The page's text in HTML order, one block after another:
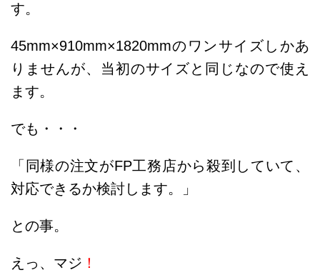
す。
45mm×910mm×1820mmのワンサイズしかあ
りませんが、当初のサイズと同じなので使え
ます。
でも・・・
「同様の注文がFP工務店から殺到していて、
対応できるか検討します。」
との事。
えっ、マジ ！